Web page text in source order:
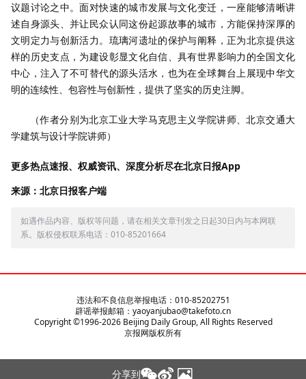
议题讨论之中。面对快速的城市发展与文化变迁，一座能够清晰讲
述自身源头、并让民众认同这份起源故事的城市，方能保持深厚的
文明定力与创新活力。琉璃河遗址的保护与阐释，正为北京提供这
样的历史支点，为建设彰显文化自信、具有世界影响力的全国文化
中心，注入了不可替代的源头活水，也为在全球舞台上展现中华文
明的连续性、包容性与创新性，提供了坚实的历史注脚。
（作者分别为北京工业大学马克思主义学院讲师、北京交通大
学建筑与设计学院讲师）
更多热点速报、权威资讯、深度分析尽在北京日报App
来源：北京日报客户端
如遇作品内容、版权等问题，请在相关文章刊发之日起30日内与本网联
系。版权侵权联系电话：010-85201664
分享到
违法和不良信息举报电话：010-85202751
辟谣举报邮箱：yaoyanjubao@takefoto.cn
Copyright ©1996-2026Beijing Daily Group, All Rights Reserved
京报网版权所有